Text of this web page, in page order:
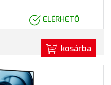
ELÉRHETŐ
kosárba